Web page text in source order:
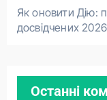
Як оновити Дію:
досвідчених 2026
Останні